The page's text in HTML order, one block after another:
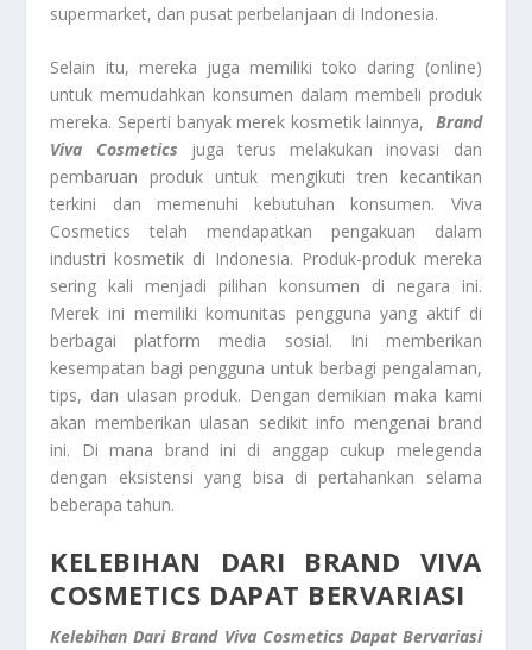
supermarket, dan pusat perbelanjaan di Indonesia.
Selain itu, mereka juga memiliki toko daring (online)
untuk memudahkan konsumen dalam membeli produk
mereka. Seperti banyak merek kosmetik lainnya, Brand
Viva Cosmetics juga terus melakukan inovasi dan
pembaruan produk untuk mengikuti tren kecantikan
terkini dan memenuhi kebutuhan konsumen. Viva
Cosmetics telah mendapatkan pengakuan dalam
industri kosmetik di Indonesia. Produk-produk mereka
sering kali menjadi pilihan konsumen di negara ini.
Merek ini memiliki komunitas pengguna yang aktif di
berbagai platform media sosial. Ini memberikan
kesempatan bagi pengguna untuk berbagi pengalaman,
tips, dan ulasan produk. Dengan demikian maka kami
akan memberikan ulasan sedikit info mengenai brand
ini. Di mana brand ini di anggap cukup melegenda
dengan eksistensi yang bisa di pertahankan selama
beberapa tahun.
KELEBIHAN DARI BRAND VIVA
COSMETICS DAPAT BERVARIASI
Kelebihan Dari Brand Viva Cosmetics Dapat Bervariasi